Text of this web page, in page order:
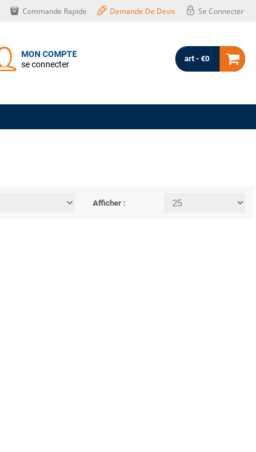
Commande Rapide Demande De Devis Se Connecter
MON COMPTE
se connecter
art - €0
Afficher :